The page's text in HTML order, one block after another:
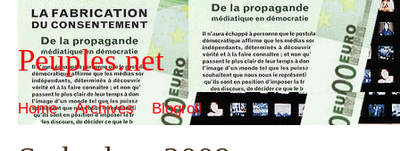
Peuples.net
Home Archives Blogroll